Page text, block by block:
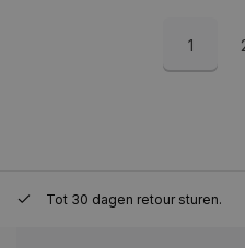
1
Tot 30 dagen retour sturen.
__cf_bm